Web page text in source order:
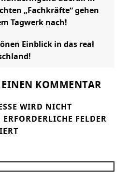
„Fachkräfte“ gehen
Tagwerk nach!
Einblick in das real
EINEN KOMMENTAR
WIRD NICHT
ERFORDERLICHE FELDER